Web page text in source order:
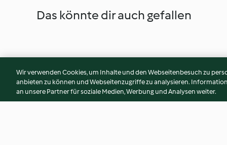
Das könnte dir auch gefallen
Wir verwenden Cookies, um Inhalte und den Webseitenbesuch zu
anbieten zu können und Webseitenzugriffe zu analysieren.
an unsere Partner für soziale Medien, Werbung und Analysen weiter.